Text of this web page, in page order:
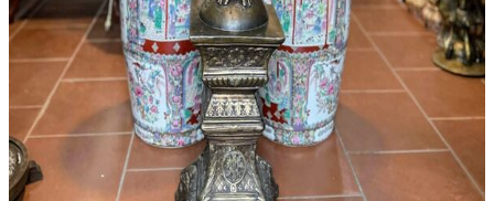
Bình Lọ Đồng
Chân Nến
Hộp Trang Sức
Phù Điêu
Thánh Giá
Tượng Đồng
Đồ Đồng Khác
Đôn Đồng
Bộ Chân Nến